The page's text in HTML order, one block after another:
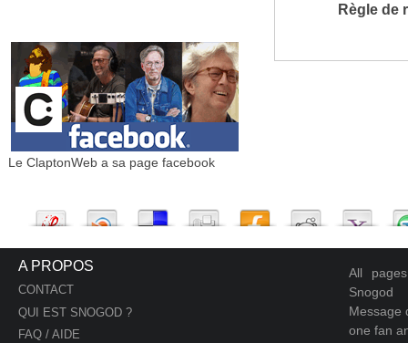
Le ClaptonWeb a sa page facebook
Règle de
A PROPOS
CONTACT
QUI EST SNOGOD ?
FAQ / AIDE
All
Snogod
Message
one fan